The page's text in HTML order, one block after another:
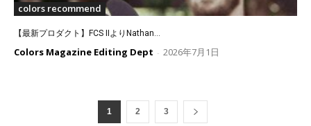
colors recommend
【最新プロダクト】FCS IIよりNathan...
Colors Magazine Editing Dept - 2026年7月1日
1 2 3